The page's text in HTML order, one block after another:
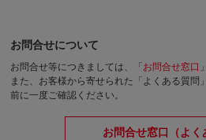
お問合せについて
お問合せ等につきましては、「 お問合せ窓口
また、お客様から寄せられた「よくある質問
前に一度ご確認ください。
お問合せ窓口（よく